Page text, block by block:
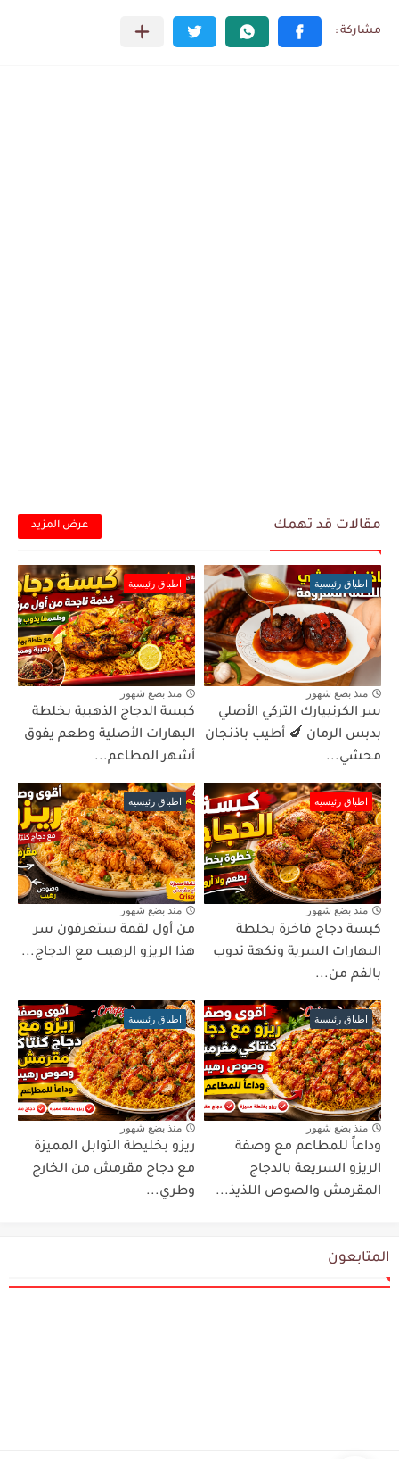
مقالات قد تهمك عرض المزيد
اطباق رئيسية
منذ بضع شهور
سر الكرنييارك التركي الأصلي
بدبس الرمان 🍆 أطيب باذنجان
محشي...
اطباق رئيسية
منذ بضع شهور
كبسة الدجاج الذهبية بخلطة
البهارات الأصلية وطعم يفوق
أشهر المطاعم...
اطباق رئيسية
منذ بضع شهور
كبسة دجاج فاخرة بخلطة
البهارات السرية ونكهة تدوب
بالفم من...
اطباق رئيسية
منذ بضع شهور
من أول لقمة ستعرفون سر
هذا الريزو الرهيب مع الدجاج...
اطباق رئيسية
منذ بضع شهور
وداعاً للمطاعم مع وصفة
الريزو السريعة بالدجاج
المقرمش والصوص اللذيذ...
اطباق رئيسية
منذ بضع شهور
ريزو بخليطة التوابل المميزة
مع دجاج مقرمش من الخارج
وطري...
المتابعون